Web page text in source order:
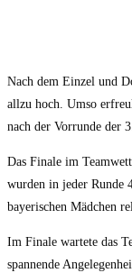
Nach dem Einzel und
allzu hoch. Umso
nach der Vorrunde der
Das Finale im
wurden in jeder Runde
bayerischen Mädchen
Im Finale wartete das
spannende